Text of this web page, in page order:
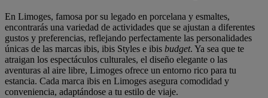
En Limoges, famosa por su legado en porcelana y esmaltes,
encontrarás una variedad de actividades que se ajustan a diferentes
gustos y preferencias, reflejando perfectamente las personalidades
únicas de las marcas ibis, ibis Styles e ibis budget. Ya sea que te
atraigan los espectáculos culturales, el diseño elegante o las
aventuras al aire libre, Limoges ofrece un entorno rico para tu
estancia. Cada marca ibis en Limoges asegura comodidad y
conveniencia, adaptándose a tu estilo de viaje.